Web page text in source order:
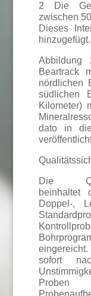
2 Die
zwischen
Dieses
hinzugefügt.
Abbildung
Beartrack
nördlichen
südlichen
Kilometer)
dato in
Die
beinhaltet
Doppel-,
sofort